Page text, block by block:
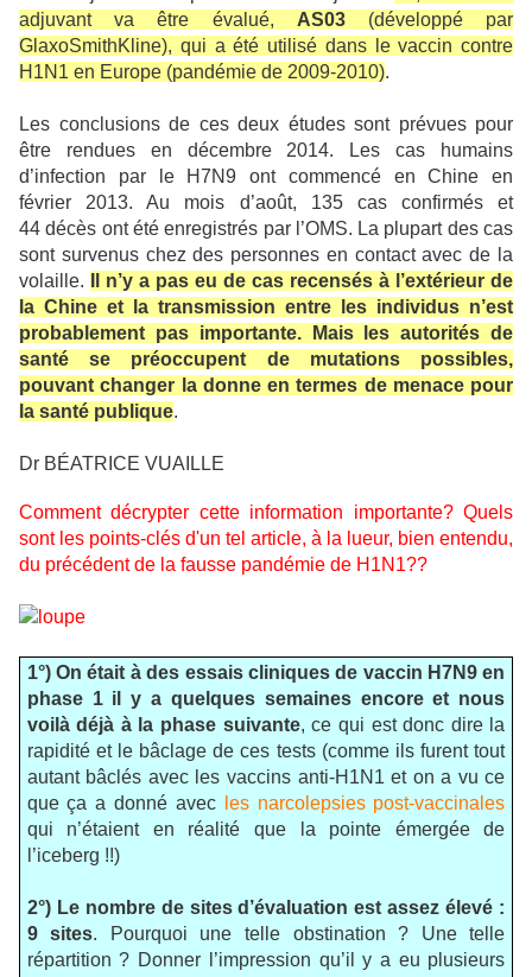
adjuvant va être évalué, AS03(développé par
GlaxoSmithKline), qui a été utilisé dans le vaccin contre
H1N1 en Europe (pandémie de 2009-2010).
Les conclusions de ces deux études sont prévues pour
être rendues en décembre 2014. Les cas humains
d’infection par le H7N9 ont commencé en Chine en
février 2013. Au mois d’août, 135 cas confirmés et
44 décès ont été enregistrés par l’OMS. La plupart des cas
sont survenus chez des personnes en contact avec de la
volaille.
Il n’y a pas eu de cas recensés à l’extérieur de
la Chine et la transmission entre les individus n’est
probablement pas importante. Mais les autorités de
santé se préoccupent de mutations possibles,
pouvant changer la donne en termes de menace pour
la santé publique.
Dr BÉATRICE VUAILLE
Comment décrypter cette information importante? Quels
sont les points-clés d'un tel article, à la lueur, bien entendu,
du précédent de la fausse pandémie de H1N1??
1°) On était à des essais cliniques de vaccin H7N9 en
phase 1 il y a quelques semaines encore et nous
voilà déjà à la phase suivante, ce qui est donc dire la
rapidité et le bâclage de ces tests (comme ils furent tout
autant bâclés avec les vaccins anti-H1N1 et on a vu ce
que ça a donné avec
les narcolepsies post-vaccinales
qui n’étaient en réalité que la pointe émergée de
l’iceberg !!)
2°) Le nombre de sites d’évaluation est assez élevé :
9 sites. Pourquoi une telle obstination ? Une telle
répartition ? Donner l’impression qu’il y a eu plusieurs